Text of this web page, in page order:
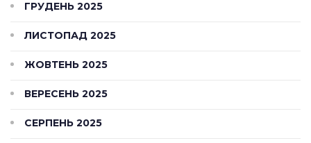
ГРУДЕНЬ 2025
ЛИСТОПАД 2025
ЖОВТЕНЬ 2025
ВЕРЕСЕНЬ 2025
СЕРПЕНЬ 2025